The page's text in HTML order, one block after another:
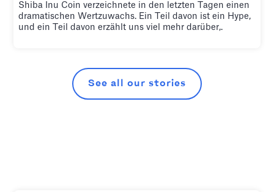
Shiba Inu Coin verzeichnete in den letzten Tagen einen
dramatischen Wertzuwachs. Ein Teil davon ist ein Hype,
und ein Teil davon erzählt uns viel mehr darüber,.
See all our stories